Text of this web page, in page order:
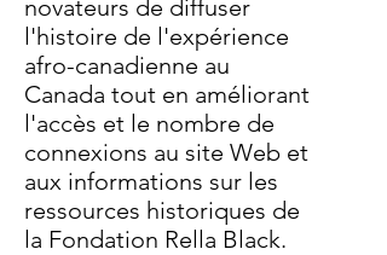
novateurs de diffuser
l'histoire de l'expérience
afro-canadienne au
Canada tout en améliorant
l'accès et le nombre de
connexions au site Web et
aux informations sur les
ressources historiques de
la Fondation Rella Black.